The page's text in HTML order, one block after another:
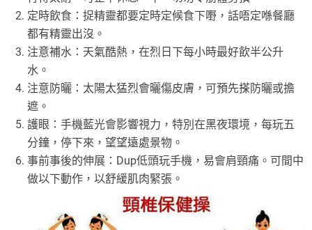
定時飲食：捉精靈都要定時定候食下嘢，話唔定喺餐廳
都有精靈出沒。
注意補水：天氣酷熱，在烈日下每小時最好飲半公升
水。
注意防曬：太陽太猛烈會曬傷皮膚，可預先搽防曬或擔
遮。
護眼：手機藍光會影響視力，特別在黑夜環境，每玩五
分鐘，停下來，望望遠處景物。
事前事後的伸展：Dup低頭玩手機，易會肩頸痛。可間中
做以下動作，以舒緩肌肉緊張。